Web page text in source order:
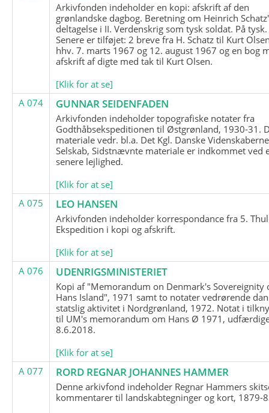
Arkivfonden indeholder en kopi: afskrift af den
grønlandske dagbog. Beretning om Heinrich Schatz'
deltagelse i II. Verdenskrig som tysk soldat. På tysk.
Senere er tilføjet: 2 breve fra H. Schatz til Kurt
hhv. 7. marts 1967 og 12. august 1967 og en bog
afskrift af digte med tak til Kurt Olsen.
[Klik for at se]
A 074
GUNNAR SEIDENFADEN
Arkivfonden indeholder topografiske notater fra
Godthåbsekspeditionen til Østgrønland, 1930-31.
materiale vedr. bl.a. Det Kgl. Danske
Selskab, Sidstnævnte materiale er indkommet ved
senere lejlighed.
[Klik for at se]
A 075
LEO HANSEN
Arkivfonden indeholder korrespondance fra 5.
Ekspedition i kopi og afskrift.
[Klik for at se]
A 076
UDENRIGSMINISTERIET
Kopi af "Memorandum on Denmark's Sovereignity
Hans Island", 1971 samt to notater vedrørende
statslig aktivitet i Nordgrønland, 1972. Notat i
til UM's memorandum om Hans Ø 1971,
8.6.2018.
[Klik for at se]
A 077
RORD REGNAR JOHANNES HAMMER
Denne arkivfond indeholder Regnar Hammers
kommentarer til landskabtegninger og kort, 1879-